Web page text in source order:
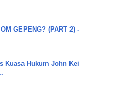
GEPENG? (PART 2) -
Kuasa Hukum John Kei